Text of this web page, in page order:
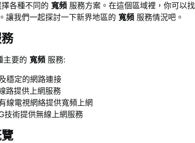
各種不同的 寬頻 服務方案。在這個區域裡，你可以
讓我們一起探討一下新界地區的 寬頻 服務情況吧。
主要的 寬頻 服務:
穩定的網路連接
路提供上網服務
線電視網絡提供寬頻上網
技術提供無線上網服務